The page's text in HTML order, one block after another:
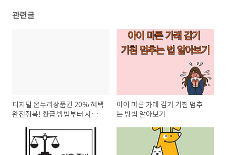
관련글
디지털 온누리상품권 20% 혜택
완전정복! 환급 방법부터 사용처
아이 마른 가래 감기 기침 멈추
는 방법 알아보기